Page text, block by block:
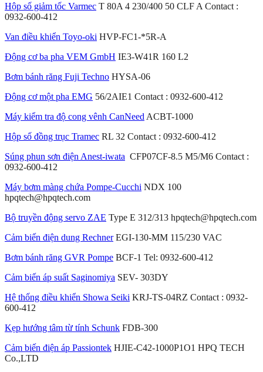
Hộp số giảm tốc Varmec T 80A 4 230/400 50 CLF A Contact :
0932-600-412
Van điều khiển Toyo-oki HVP-FC1-*5R-A
Động cơ ba pha VEM GmbH IE3-W41R 160 L2
Bơm bánh răng Fuji Techno HYSA-06
Động cơ một pha EMG 56/2AIE1 Contact : 0932-600-412
Máy kiểm tra độ cong vênh CanNeed ACBT-1000
Hộp số đồng trục Tramec RL 32 Contact : 0932-600-412
Súng phun sơn điện Anest-iwata CFP07CF-8.5 M5/M6 Contact :
0932-600-412
Máy bơm màng chứa Pompe-Cucchi NDX 100
hpqtech@hpqtech.com
Bộ truyền động servo ZAE Type E 312/313 hpqtech@hpqtech.com
Cảm biến điện dung RechnerEGI-130-MM 115/230 VAC
Bơm bánh răng GVR Pompe BCF-1 Tel: 0932-600-412
Cảm biến áp suất Saginomiya SEV- 303DY
Hệ thống điều khiển Showa Seiki KRJ-TS-04RZ Contact : 0932-
600-412
Kẹp hướng tâm từ tính Schunk FDB-300
Cảm biến điện áp Passiontek HJIE-C42-1000P1O1 HPQ TECH
Co.,LTD